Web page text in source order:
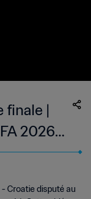
finale |
2026™ |
Croatie disputé au